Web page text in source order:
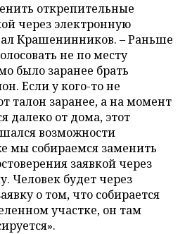
открепительные
через электронную
Крашенинников. – Раньше
не по месту
было заранее брать
Если у кого-то не
талон заранее, а на момент
далеко от дома, этот
возможности
мы собираемся заменить
заявкой через
Человек будет через
о том, что собирается
участке, он там